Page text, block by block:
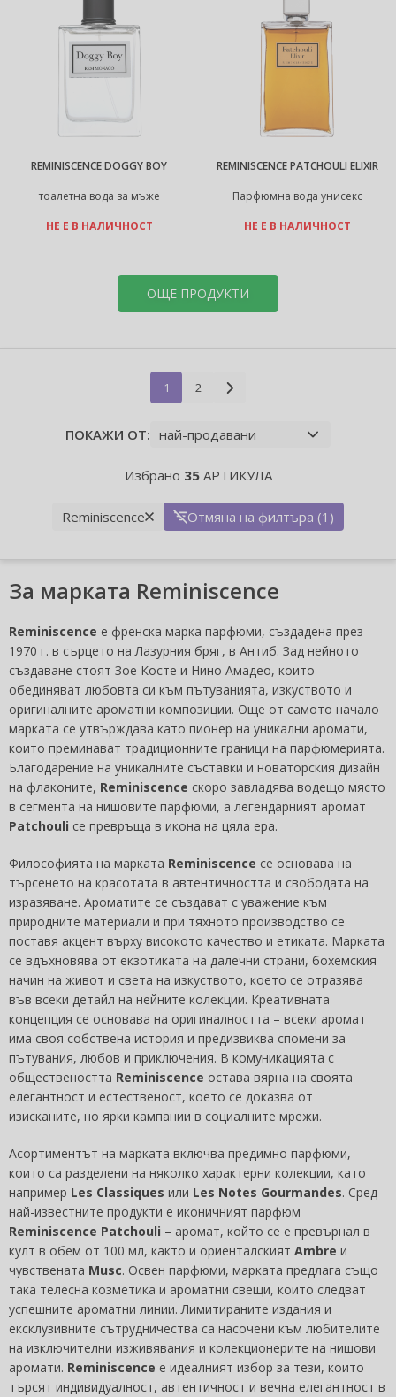
REMINISCENCE DOGGY BOY
тоалетна вода за мъже
НЕ Е В НАЛИЧНОСТ
REMINISCENCE PATCHOULI ELIXIR
Парфюмна вода унисекс
НЕ Е В НАЛИЧНОСТ
ОЩЕ ПРОДУКТИ
1 2
ПОКАЖИ ОТ:
Избрано 35АРТИКУЛА
Reminiscence Отмяна на филтъра (1)
За марката Reminiscence
Reminiscence е френска марка парфюми, създадена през
1970 г. в сърцето на Лазурния бряг, в Антиб. Зад нейното
създаване стоят Зое Косте и Нино Амадео, които
обединяват любовта си към пътуванията, изкуството и
оригиналните ароматни композиции. Още от самото начало
марката се утвърждава като пионер на уникални аромати,
които преминават традиционните граници на парфюмерията.
Благодарение на уникалните съставки и новаторския дизайн
на флаконите, Reminiscence скоро завладява водещо място
в сегмента на нишовите парфюми, а легендарният аромат
Patchouli се превръща в икона на цяла ера.
Философията на марката Reminiscence се основава на
търсенето на красотата в автентичността и свободата на
изразяване. Ароматите се създават с уважение към
природните материали и при тяхното производство се
поставя акцент върху високото качество и етиката. Марката
се вдъхновява от екзотиката на далечни страни, бохемския
начин на живот и света на изкуството, което се отразява
във всеки детайл на нейните колекции. Креативната
концепция се основава на оригиналността – всеки аромат
има своя собствена история и предизвиква спомени за
пътувания, любов и приключения. В комуникацията с
обществеността Reminiscence остава вярна на своята
елегантност и естественост, което се доказва от
изисканите, но ярки кампании в социалните мрежи.
Асортиментът на марката включва предимно парфюми,
които са разделени на няколко характерни колекции, като
например Les Classiques или Les Notes Gourmandes. Сред
най-известните продукти е иконичният парфюм
Reminiscence Patchouli – аромат, който се е превърнал в
култ в обем от 100 мл, както и ориенталският Ambre и
чувствената Musc. Освен парфюми, марката предлага също
така телесна козметика и ароматни свещи, които следват
успешните ароматни линии. Лимитираните издания и
ексклузивните сътрудничества са насочени към любителите
на изключителни изживявания и колекционерите на нишови
аромати. Reminiscence е идеалният избор за тези, които
търсят индивидуалност, автентичност и вечна елегантност в